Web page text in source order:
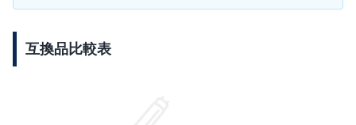
互換品比較表